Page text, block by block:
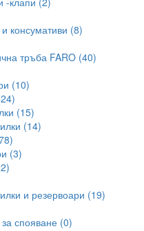
консумативи (8)
тръба FARO (40)
(10)
(15)
(14)
(3)
и резервоари (19)
спояване (0)